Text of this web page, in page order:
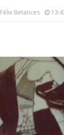
Félix Betances